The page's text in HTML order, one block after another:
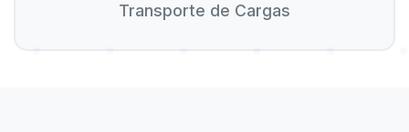
Transporte de Cargas